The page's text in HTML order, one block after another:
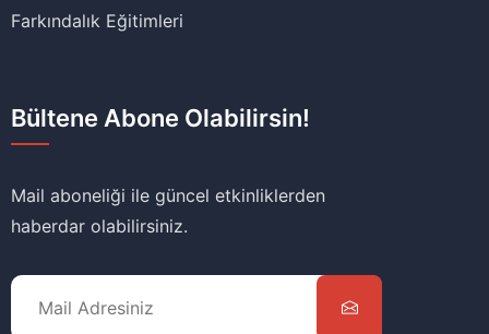
Farkındalık Eğitimleri
Bültene Abone Olabilirsin!
Mail aboneliği ile güncel etkinliklerden
haberdar olabilirsiniz.